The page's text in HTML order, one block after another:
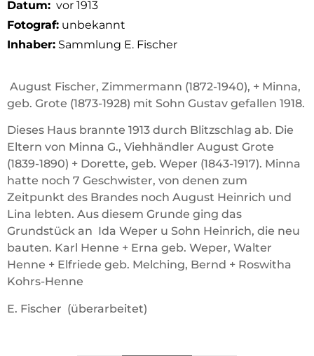
Datum: vor 1913
Fotograf: unbekannt
Inhaber: Sammlung E. Fischer
August Fischer, Zimmermann (1872-1940), + Minna,
geb. Grote (1873-1928) mit Sohn Gustav gefallen 1918.
Dieses Haus brannte 1913 durch Blitzschlag ab. Die
Eltern von Minna G., Viehhändler August Grote
(1839-1890) + Dorette, geb. Weper (1843-1917). Minna
hatte noch 7 Geschwister, von denen zum
Zeitpunkt des Brandes noch August Heinrich und
Lina lebten. Aus diesem Grunde ging das
Grundstück an Ida Weper u Sohn Heinrich, die neu
bauten. Karl Henne + Erna geb. Weper, Walter
Henne + Elfriede geb. Melching, Bernd + Roswitha
Kohrs-Henne
E. Fischer (überarbeitet)